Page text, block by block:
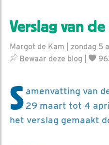
Verslag van
Margot de Kam | zondag 5
Bewaar deze blog
S amenvatting van
29 maart tot 4
het verslag gemaakt